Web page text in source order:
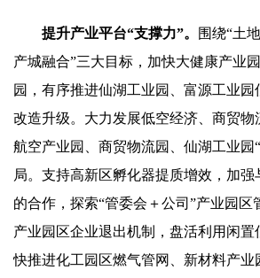
提升产业平台“支撑力”。
围绕“土
产城融合”三大目标，加快大健康产业
园，有序推进仙湖工业园、富源工业
改造升级。大力发展低空经济、商贸物
航空产业园、商贸物流园、仙湖工业园
局。支持高新区孵化器提质增效，加
的合作，探索“管委会＋公司”产业园区
产业园区企业退出机制，盘活利用闲置
快推进化工园区燃气管网、新材料产业